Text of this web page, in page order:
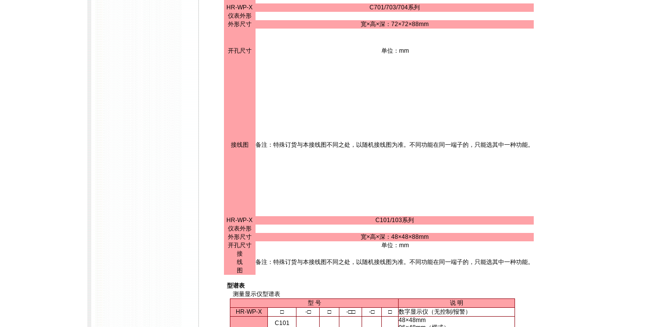
HR-WP-X
C701/703/704系列
仪表外形
外形尺寸
宽×高×深：72×72×88mm
开孔尺寸 单位：mm
接线图 备注：特殊订货与本接线图不同之处，以随机接线图为准。不同功能在同一端子的，只能选其中一种功能。
HR-WP-X
C101/103系列
仪表外形
外形尺寸
宽×高×深：48×48×88mm
开孔尺寸
单位：mm
接
线
图
备注：特殊订货与本接线图不同之处，以随机接线图为准。不同功能在同一端子的，只能选其中一种功能。
型谱表
测量显示仪型谱表
型 号
说 明
HR-WP-X
□ -□ □ -□□ -□ □
数字显示仪（无控制/报警）
C101
48×48mm